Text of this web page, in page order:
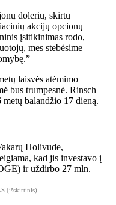
dolerių, skirtų
akcijų opcionų
įsitikinimas rodo,
mes stebėsime
laisvės atėmimo
bus trumpesnė. Rinsch
balandžio 17 dieną.
Holivude,
kad jis investavo į
ir uždirbo 27 mln.
(išskirtinis)